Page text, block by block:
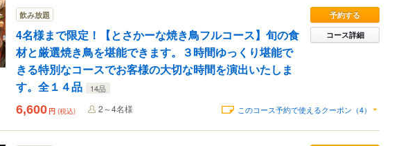
飲み放題
4名様まで限定！【とさかーな焼き鳥フルコース】旬の食
材と厳選焼き鳥を堪能できます。３時間ゆっくり堪能で
きる特別なコースでお客様の大切な時間を演出いたしま
す。全１４品
14品
予約する
コース詳細
6,600 円 (税込) 2～4名様 このコース予約で使えるクーポン（4）